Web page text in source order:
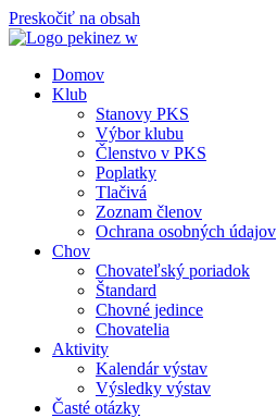
Preskočiť na obsah
Domov
Klub
Stanovy PKS
Výbor klubu
Členstvo v PKS
Poplatky
Tlačivá
Zoznam členov
Ochrana osobných údajov
Chov
Chovateľský poriadok
Štandard
Chovné jedince
Chovatelia
Aktivity
Kalendár výstav
Výsledky výstav
Časté otázky